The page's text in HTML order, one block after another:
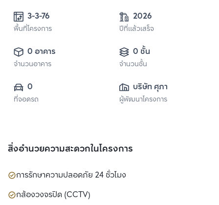
3-3-76
พื้นที่โครงการ
2026
ปีที่แล้วเสร็จ
0 อาคาร
จำนวนอาคาร
0 ชั้น
จำนวนชั้น
0
ที่จอดรถ
บริษัท ศุภาลัย จำกัด
(มหาชน)
ผู้พัฒนาโครงการ
สิ่งอำนวยความสะดวกในโครงการ
การรักษาความปลอดภัย 24 ชั่วโมง
กล้องวงจรปิด (CCTV)